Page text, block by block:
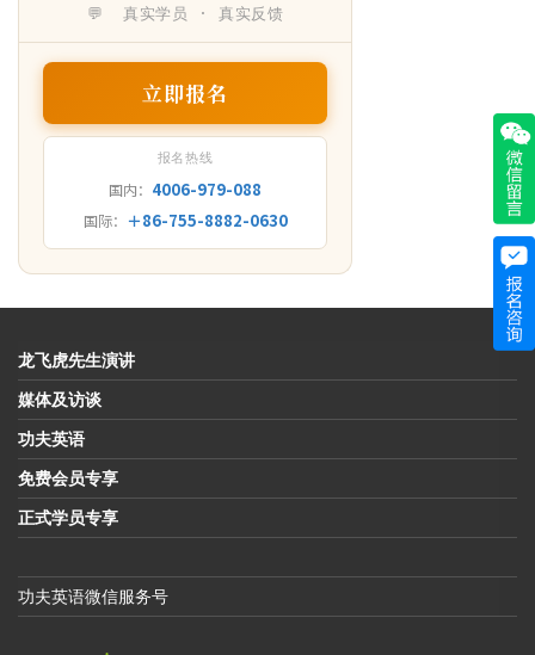
💬 真实学员 · 真实反馈
立即报名
报名热线
国内： 4006-979-088
国际： ＋86-755-8882-0630
龙飞虎先生演讲
媒体及访谈
功夫英语
免费会员专享
正式学员专享
功夫英语微信服务号